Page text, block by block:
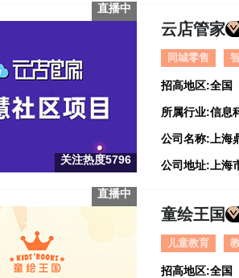
关注热度5796
直播中
云店管家
同城零售
招高地区:全国
所属行业:信息
公司名称:上海
直播中
童绘王国
儿童教育
招高地区:全国